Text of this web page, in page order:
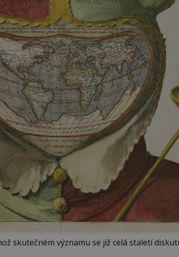
skutečném významu se již celá staletí